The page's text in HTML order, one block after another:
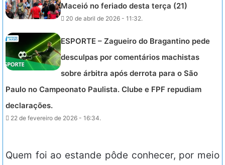
Maceió no feriado desta terça (21)
20 de abril de 2026 - 11:32.
ESPORTE – Zagueiro do Bragantino pede
desculpas por comentários machistas
sobre árbitra após derrota para o São
Paulo no Campeonato Paulista. Clube e FPF repudiam
declarações.
22 de fevereiro de 2026 - 16:34.
Quem foi ao estande pôde conhecer, por meio